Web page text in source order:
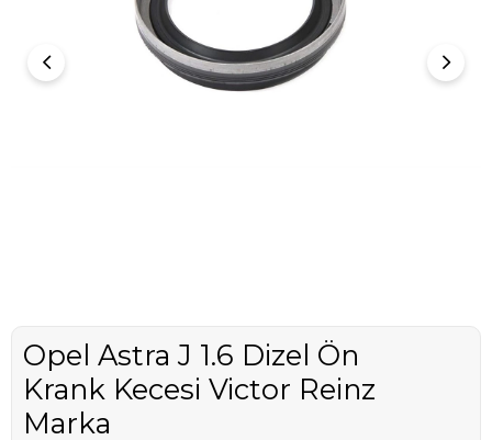
Opel Astra J 1.6 Dizel Ön
Krank Kecesi Victor Reinz
Marka